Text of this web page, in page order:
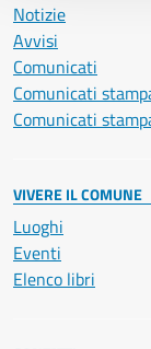
Notizie
Avvisi
Comunicati
Comunicati
Comunicati
VIVERE IL COMUNE
Luoghi
Eventi
Elenco libri